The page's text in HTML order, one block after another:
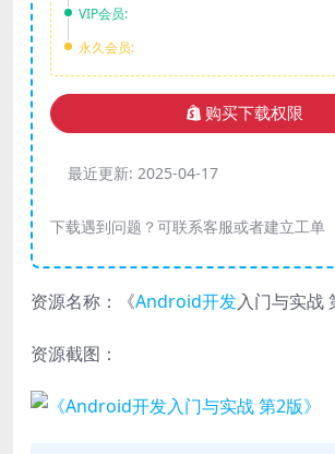
VIP会员:
永久会员:
购买下载权限
最近更新: 2025-04-17
下载遇到问题？可联系客服或者建立工单
资源名称：《Android开发入门与实战
资源截图：